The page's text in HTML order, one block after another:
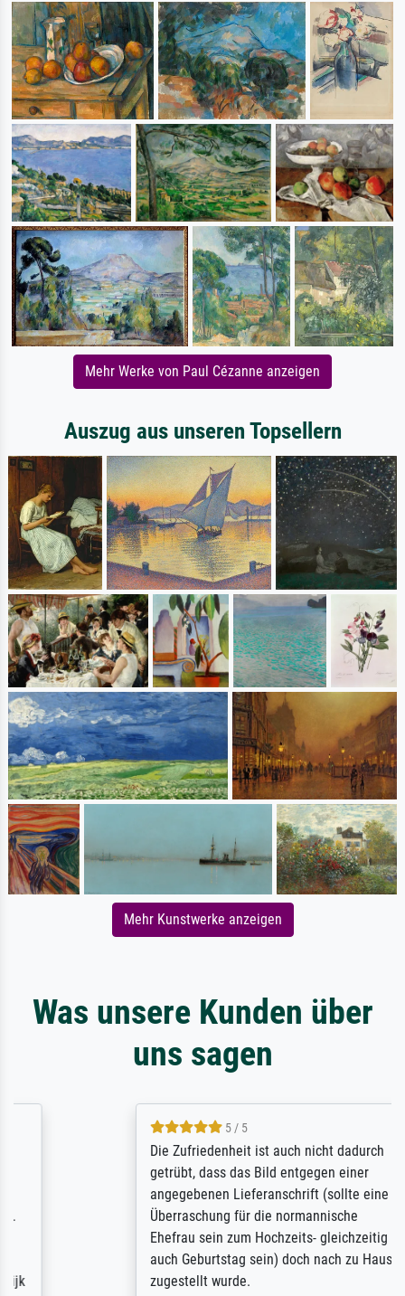
Mehr Werke von Paul Cézanne anzeigen
Auszug aus unseren Topsellern
Mehr Kunstwerke anzeigen
Was unsere Kunden über
uns sagen
5 / 5
Die Zufriedenheit ist auch nicht dadurch
getrübt, dass das Bild entgegen einer
angegebenen Lieferanschrift (sollte eine
Überraschung für die normannische
Ehefrau sein zum Hochzeits- gleichzeitig
auch Geburtstag sein) doch nach zu Hause
zugestellt wurde.